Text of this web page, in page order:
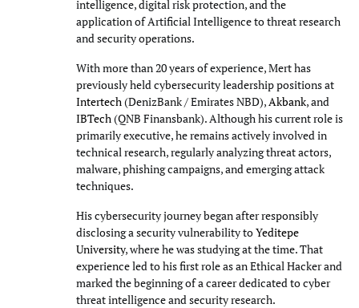
intelligence, digital risk protection, and the
application of Artificial Intelligence to threat research
and security operations.
With more than 20 years of experience, Mert has
previously held cybersecurity leadership positions at
Intertech(DenizBank / Emirates NBD),Akbank, and
IBTech(QNB Finansbank). Although his current role is
primarily executive, he remains actively involved in
technical research, regularly analyzing threat actors,
malware, phishing campaigns, and emerging attack
techniques.
His cybersecurity journey began after responsibly
disclosing a security vulnerability toYeditepe
University, where he was studying at the time. That
experience led to his first role as an Ethical Hacker and
marked the beginning of a career dedicated to cyber
threat intelligence and security research.